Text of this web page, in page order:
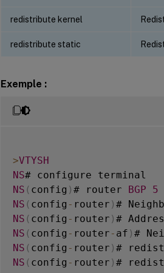
redistribute kernel
redistribute static
Exemple :
>VTYSH
NS
NS ( config ) # router BGP
5
NS ( config - router ) #
NS ( config - router ) #
NS ( config - router - af ) #
NS ( config - router )
NS ( config - router ) #